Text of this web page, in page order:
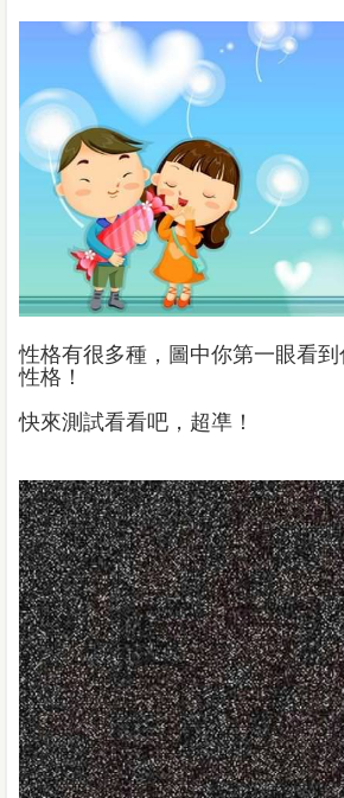
性格有很多種，圖中你第一眼看
性格！
快來測試看看吧，超凖！